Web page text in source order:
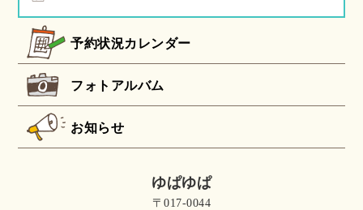
予約状況カレンダー
フォトアルバム
お知らせ
ゆぱゆぱ
〒017-0044